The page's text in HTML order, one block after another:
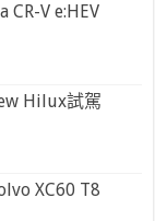
CR-V e:HEV
Hilux試駕
XC60 T8